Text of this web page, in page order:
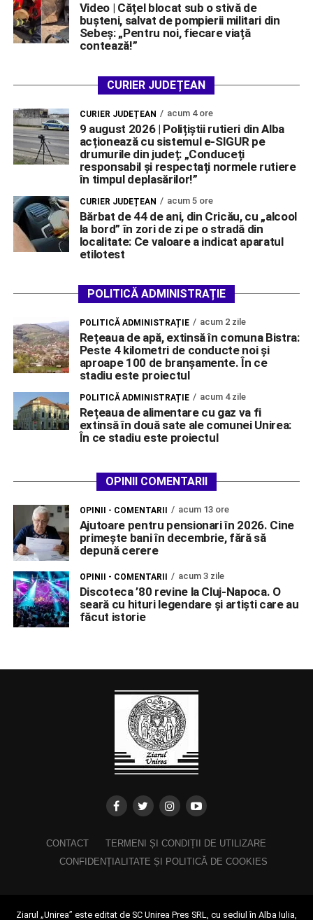
Video | Cățel blocat sub o stivă de
bușteni, salvat de pompierii militari din
Sebeș: „Pentru noi, fiecare viață
contează!”
CURIER JUDEȚEAN
CURIER JUDEȚEAN acum 4 ore
9 august 2026 | Polițiștii rutieri din Alba
acționează cu sistemul e-SIGUR pe
drumurile din județ: „Conduceți
responsabil și respectați normele rutiere
în timpul deplasărilor!”
CURIER JUDEȚEAN acum 5 ore
Bărbat de 44 de ani, din Cricău, cu „alcool
la bord” în zori de zi pe o stradă din
localitate: Ce valoare a indicat aparatul
etilotest
POLITICĂ ADMINISTRAȚIE
POLITICĂ ADMINISTRAȚIE acum 2 zile
Rețeaua de apă, extinsă în comuna Bistra:
Peste 4 kilometri de conducte noi și
aproape 100 de branșamente. În ce
stadiu este proiectul
POLITICĂ ADMINISTRAȚIE acum 4 zile
Rețeaua de alimentare cu gaz va fi
extinsă în două sate ale comunei Unirea:
În ce stadiu este proiectul
OPINII COMENTARII
OPINII - COMENTARII acum 13 ore
Ajutoare pentru pensionari în 2026. Cine
primește bani în decembrie, fără să
depună cerere
OPINII - COMENTARII acum 3 zile
Discoteca ’80 revine la Cluj-Napoca. O
seară cu hituri legendare și artiști care au
făcut istorie
CONTACT
TERMENI ȘI CONDIȚII DE UTILIZARE
CONFIDENȚIALITATE ȘI POLITICĂ DE COOKIES
Ziarul „Unirea” este editat de SC Unirea Pres SRL, cu sediul în Alba Iulia,